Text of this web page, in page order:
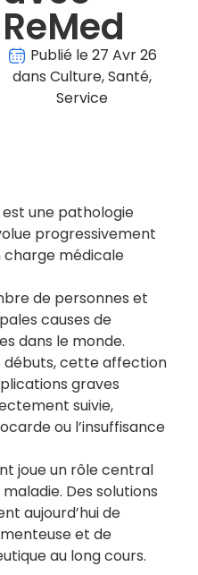
ReMed
Publié le27 Avr 26
dans Culture,Santé,
Service
une pathologie
progressivement
charge médicale
de personnes et
causes de
dans le monde.
débuts, cette affection
graves
suivie,
ou l’insuffisance
joue un rôle central
Des solutions
aujourd’hui de
et de
au long cours.